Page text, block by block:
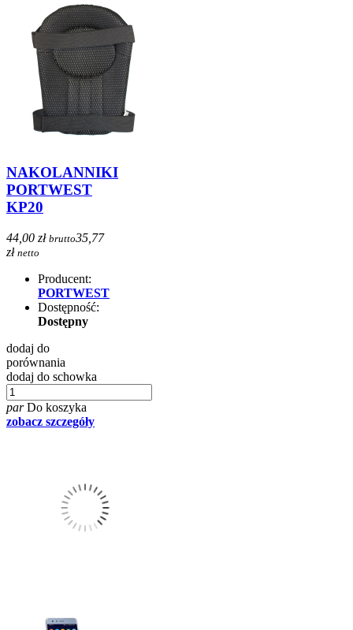
NAKOLANNIKI
PORTWEST
KP20
44,00 zł brutto35,77
zł netto
Producent:
PORTWEST
Dostępność:
Dostępny
dodaj do
porównania
dodaj do schowka
par Do koszyka
zobacz szczegóły